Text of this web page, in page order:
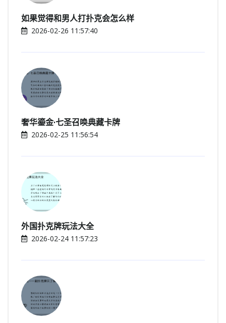
如果觉得和男人打扑克会怎么样
2026-02-26 11:57:40
奢华鎏金·七圣召唤典藏卡牌
2026-02-25 11:56:54
外国扑克牌玩法大全
2026-02-24 11:57:23